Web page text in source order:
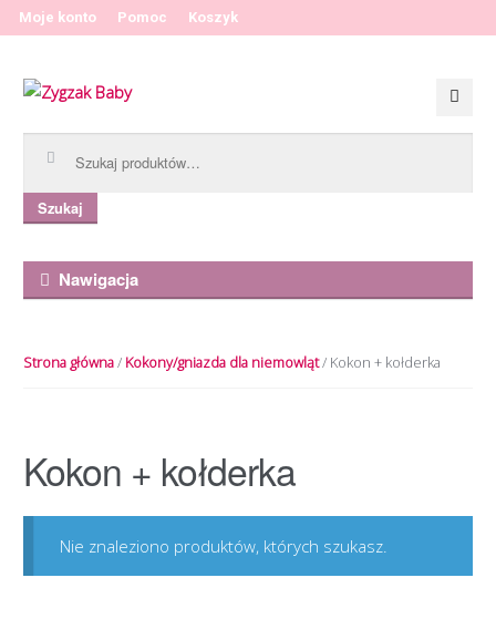
Moje konto Pomoc Koszyk
Przeskocz do nawigacji
Przeskocz do treści
Szukaj
Nawigacja
Strona główna/ Kokony/gniazda dla niemowląt/ Kokon + kołderka
Kokon + kołderka
Nie znaleziono produktów, których szukasz.